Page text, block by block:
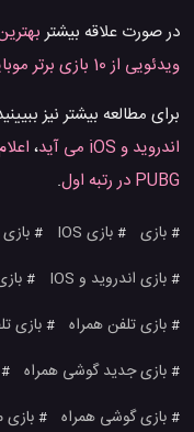
در صورت علاقه بیشتر
ویدئویی از 10 بازی برتر موبایل به صورت واقعیت افزوده
برای مطالعه بیشتر نیز
اندروید و iOS می آید
،
PUBG در رتبه اول
.
# بازی # بازی IOS #
# بازی اندروید و IOS #
# بازی تلفن همراه #بازی
# بازی جدید گوشی همراه #
# بازی گوشی همراه #بازی